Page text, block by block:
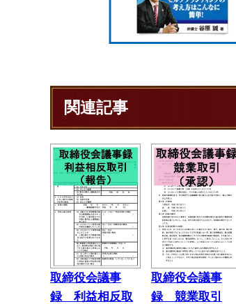
関連記事
取締役会議事
録 利益相反取
取締役会議事
録 競業取引